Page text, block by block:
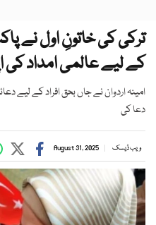
ترکی کی خاتونِ اول نے
کے لیے عالمی امداد کی
امینہ اردوان نے جاں بحق افراد کے لیے
دعا کی
ویب ڈیسک August 31, 2025